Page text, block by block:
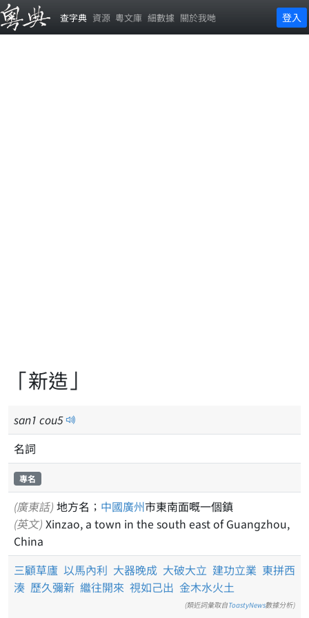
查字典 資源 粵文庫 細數據 關於我哋 登入
「新造」
san1 cou5
名詞
專名
(廣東話) 地方名； 中國廣州市東南面嘅一個鎮
(英文) Xinzao, a town in the south east of Guangzhou,
China
三顧草廬 以馬內利 大器晚成 大破大立 建功立業 東拼西
湊 歷久彌新 繼往開來 視如己出 金木水火土
(類近詞彙取自ToastyNews數據分析)